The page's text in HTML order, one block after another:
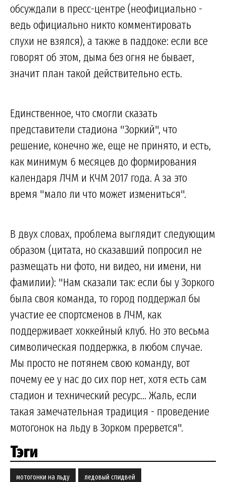
обсуждали в пресс-центре (неофициально -
ведь официально никто комментировать
слухи не взялся), а также в паддоке: если все
говорят об этом, дыма без огня не бывает,
значит план такой действительно есть.
Единственное, что смогли сказать
представители стадиона "Зоркий", что
решение, конечно же, еще не принято, и есть,
как минимум 6 месяцев до формирования
календаря ЛЧМ и КЧМ 2017 года. А за это
время "мало ли что может измениться".
В двух словах, проблема выглядит следующим
образом (цитата, но сказавший попросил не
размещать ни фото, ни видео, ни имени, ни
фамилии): "Нам сказали так: если бы у Зоркого
была своя команда, то город поддержал бы
участие ее спортсменов в ЛЧМ, как
поддерживает хоккейный клуб. Но это весьма
символическая поддержка, в любом случае.
Мы просто не потянем свою команду, вот
почему ее у нас до сих пор нет, хотя есть сам
стадион и технический ресурс... Жаль, если
такая замечательная традиция - проведение
мотогонок на льду в Зорком прервется".
Тэги
мотогонки на льду ледовый спидвей